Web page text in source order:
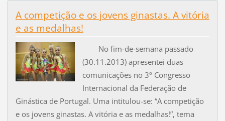
A competição e os jovens ginastas. A vitória
e as medalhas!
No fim-de-semana passado
(30.11.2013) apresentei duas
comunicações no 3º Congresso
Internacional da Federação de
Ginástica de Portugal. Uma intitulou-se: “A competição
e os jovens ginastas. A vitória e as medalhas!”, tema